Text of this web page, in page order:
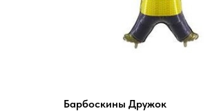
Барбоскины Дружок